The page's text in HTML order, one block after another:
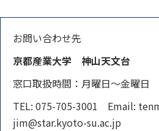
お問い合わせ先
京都産業大学 神山天文台
窓口取扱時間：月曜日～金曜
TEL: 075-705-3001 Email:
jim@star.kyoto-su.ac.jp